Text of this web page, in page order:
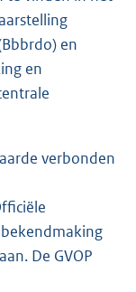
en
en
verbonden
bekendmaking
De GVOP